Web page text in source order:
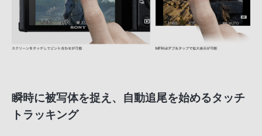
瞬時に被写体を捉え、自動追尾を始めるタッチ
トラッキング